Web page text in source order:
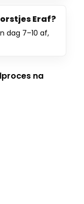
Eraf?
dag 7–10 af,
na